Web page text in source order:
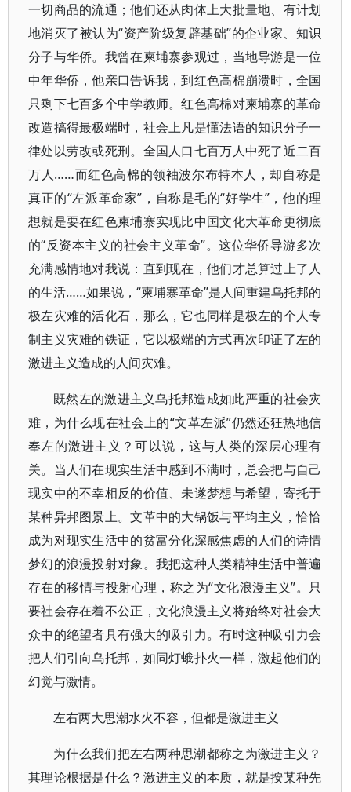
一切商品的流通；他们还从肉体上大批量地、有计划
地消灭了被认为“资产阶级复辟基础”的企业家、知识
分子与华侨。我曾在柬埔寨参观过，当地导游是一位
中年华侨，他亲口告诉我，到红色高棉崩溃时，全国
只剩下七百多个中学教师。红色高棉对柬埔寨的革命
改造搞得最极端时，社会上凡是懂法语的知识分子一
律处以劳改或死刑。全国人口七百万人中死了近二百
万人……而红色高棉的领袖波尔布特本人，却自称是
真正的“左派革命家”，自称是毛的“好学生”，他的理
想就是要在红色柬埔寨实现比中国文化大革命更彻底
的“反资本主义的社会主义革命”。这位华侨导游多次
充满感情地对我说：直到现在，他们才总算过上了人
的生活……如果说，“柬埔寨革命”是人间重建乌托邦的
极左灾难的活化石，那么，它也同样是极左的个人专
制主义灾难的铁证，它以极端的方式再次印证了左的
激进主义造成的人间灾难。
既然左的激进主义乌托邦造成如此严重的社会灾
难，为什么现在社会上的“文革左派”仍然还狂热地信
奉左的激进主义？可以说，这与人类的深层心理有
关。当人们在现实生活中感到不满时，总会把与自己
现实中的不幸相反的价值、未遂梦想与希望，寄托于
某种异邦图景上。文革中的大锅饭与平均主义，恰恰
成为对现实生活中的贫富分化深感焦虑的人们的诗情
梦幻的浪漫投射对象。我把这种人类精神生活中普遍
存在的移情与投射心理，称之为“文化浪漫主义”。只
要社会存在着不公正，文化浪漫主义将始终对社会大
众中的绝望者具有强大的吸引力。有时这种吸引力会
把人们引向乌托邦，如同灯蛾扑火一样，激起他们的
幻觉与激情。
左右两大思潮水火不容，但都是激进主义
为什么我们把左右两种思潮都称之为激进主义？
其理论根据是什么？激进主义的本质，就是按某种先